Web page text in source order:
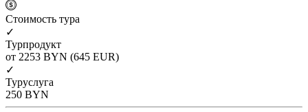
Cтоимость тура
✓
Турпродукт
от 2253 BYN (645 EUR)
✓
Туруслуга
250 BYN